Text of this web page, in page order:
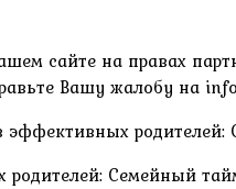
сайте на правах
Вашу жалобу на